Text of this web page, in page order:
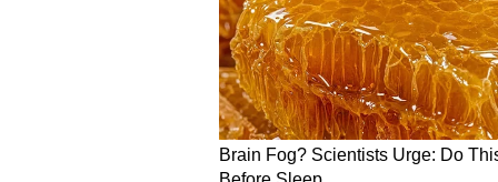
Image Credit : Asianet News
మార్క్ శంకర్‌తో మోదీ
ముఖ్యంగా చిన్నారి మార్క్ శంకర్‌తో మోదీ
అవుతున్నాయి. చిన్నారితో నవ్వుతూ